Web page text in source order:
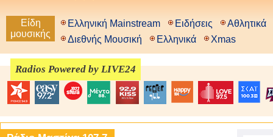
Είδη
μουσικής
Ελληνική Mainstream Ειδήσεις
Αθλητικά
Διεθνής Μουσική
Ελληνικά Xmas
Radios Powered by LIVE24